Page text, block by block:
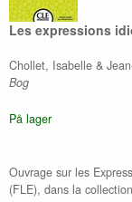
Les expressions
Chollet, Isabelle &
Bog
På lager
Ouvrage sur les
(FLE), dans la